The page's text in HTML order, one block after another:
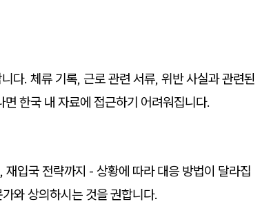
다. 체류 기록, 근로 관련 서류, 위반 사실과 관련된
한국 내 자료에 접근하기 어려워집니다.
입국 전략까지 - 상황에 따라 대응 방법이 달라집
와 상의하시는 것을 권합니다.